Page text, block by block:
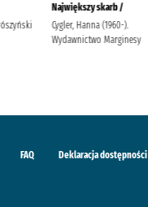
Największy skarb /
Cygler, Hanna (1960-).
Wydawnictwo Marginesy
FAQ Deklaracja dostępności